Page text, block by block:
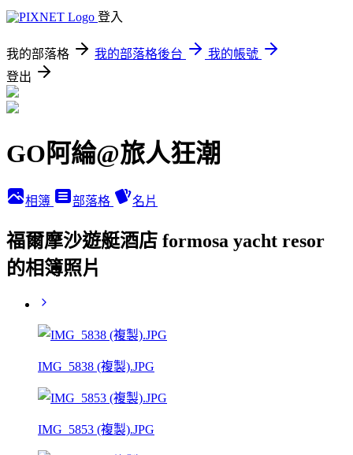
登入
我的部落格 我的部落格後台
我的帳號
登出
GO阿綸@旅人狂潮
相簿 部落格 名片
福爾摩沙遊艇酒店 formosa yacht resor
的相簿照片
IMG_5838 (複製).JPG
IMG_5853 (複製).JPG